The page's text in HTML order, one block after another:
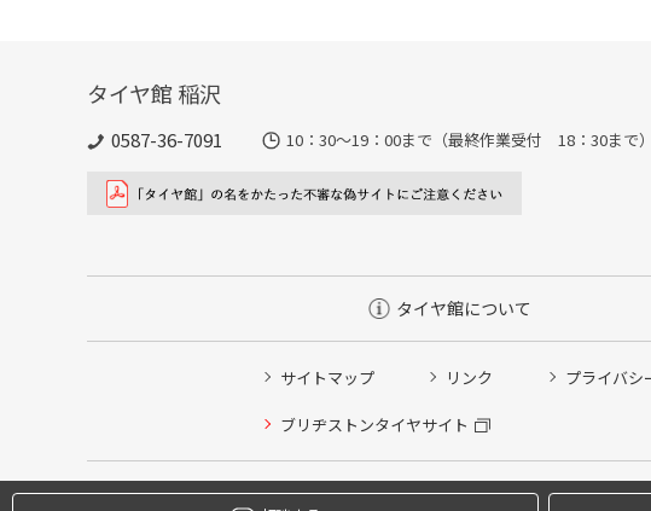
タイヤ館 稲沢
0587-36-7091 10：30～19：00まで（最終作業受付 18：30まで）
タイヤ館について
サイトマップ リンク プライバシ
ブリヂストンタイヤサイト
タイヤ点検・安全点検/タイヤ履き替え/オイル交換/その他ピット作業の
クローク契約会員専用タイヤ履き替え※タイヤ履き替えを希望のクロー
本日のタイヤ履き替え順番待ち予約 ※クローク契約会員の方はご利用い